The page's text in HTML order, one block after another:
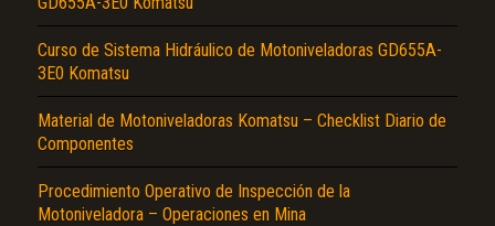
Curso de Sistema Hidráulico de Motoniveladoras GD655A-
3E0 Komatsu
Material de Motoniveladoras Komatsu – Checklist Diario de
Componentes
Procedimiento Operativo de Inspección de la
Motoniveladora – Operaciones en Mina
El Título es incorrecto según el contenido.